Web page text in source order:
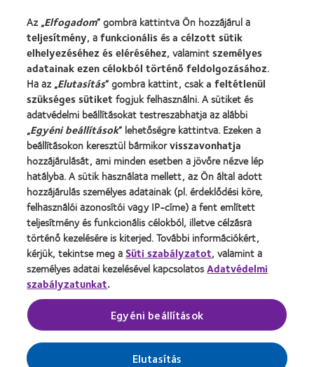
Karrierlehetőségek a CooperVisionnél
Hírközpont
Kapcsolat
Jogi információk
Adatvédelmi szabályzat
Cookie szabályzat
Hozzászólásokkal kapcsolatos irányelvek
Illesztői oldal
Hozzájárulási beállítások kezelése
A kontaktlencsék gyógyászati segédeszköznek
minősülő orvostechnikai eszközök.
A kockázatokról olvassa el a használati
útmutatót, vagy kérdezze meg kezelőorvosát!
Az „Elfogadom” gombra kattintva Ön hozzájárul a
teljesítmény, afunkcionálisésa célzott sütik
elhelyezéséhez és eléréséhez, valamintszemélyes
adatainak ezen célokból történő feldolgozásához.
Ha az „Elutasítás” gombra kattint, csaka feltétlenül
szükséges sütiket fogjuk felhasználni. A sütiket és
adatvédelmi beállításokat testreszabhatja az alábbi
„Egyéni beállítások” lehetőségre kattintva. Ezeken a
beállításokon keresztül bármikorvisszavonhatja
hozzájárulását, ami minden esetben a jövőre nézve lép
hatályba. A sütik használata mellett, az Ön által adott
hozzájárulás személyes adatainak (pl. érdeklődési köre,
felhasználói azonosítói vagy IP-címe) a fent említett
teljesítmény és funkcionális célokból, illetve célzásra
történő kezelésére is kiterjed. További információkért,
kérjük, tekintse meg aSüti szabályzatot, valamint a
személyes adatai kezelésével kapcsolatosAdatvédelmi
szabályzatunkat.
Egyéni beállítások
Elutasítás